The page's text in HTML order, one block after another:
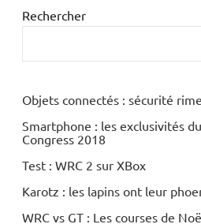
Inclassables
Rechercher
Objets connectés : sécurité
Smartphone : les exclusivités
Congress 2018
Test : WRC 2 sur XBox
Karotz : les lapins ont leur
WRC vs GT : Les courses de